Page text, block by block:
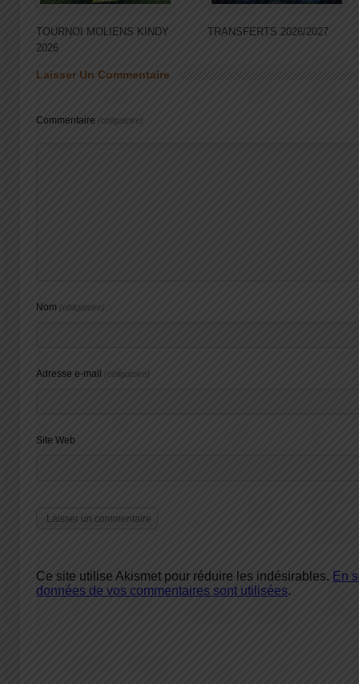
TOURNOI MOLIENS KINDY
2026
TRANSFERTS 2026/2027
Laisser Un Commentaire
Commentaire (obligatoire)
Nom (obligatoire)
Adresse e-mail (obligatoire)
Site Web
Ce site utilise Akismet pour réduire les indésirables. En
données de vos commentaires sont utilisées.